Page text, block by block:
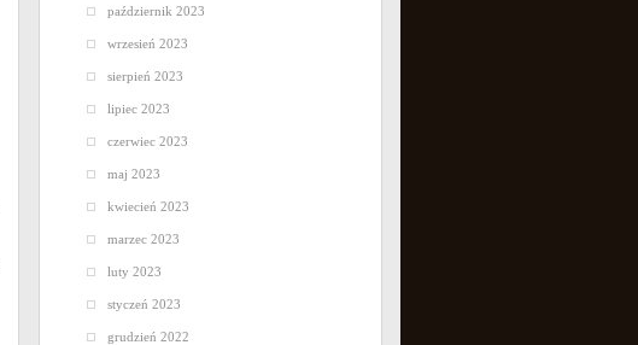
październik 2023
wrzesień 2023
sierpień 2023
lipiec 2023
czerwiec 2023
maj 2023
kwiecień 2023
marzec 2023
luty 2023
styczeń 2023
grudzień 2022